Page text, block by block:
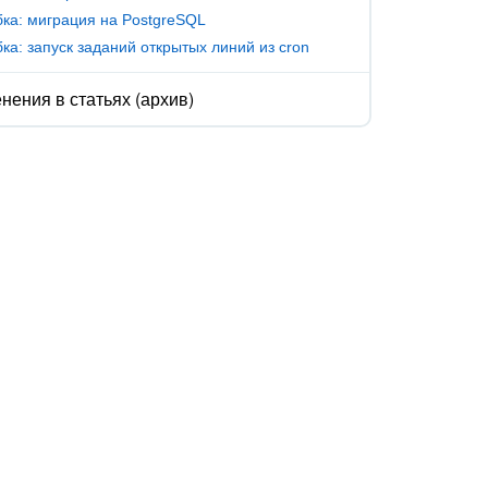
миграция на PostgreSQL
запуск заданий открытых линий из cron
в статьях (архив)